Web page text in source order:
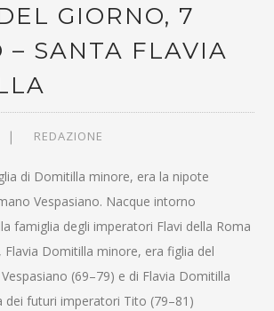
GIORNO, 7
– SANTA FLAVIA
REDAZIONE
di Domitilla minore, era la nipote
Vespasiano. Nacque intorno
famiglia degli imperatori Flavi della Roma
Flavia Domitilla minore, era figlia del
(69–79) e di Flavia Domitilla
dei futuri imperatori Tito (79–81)